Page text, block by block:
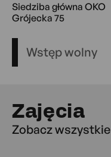
Siedziba główna OKO
Grójecka 75
Wstęp wolny
Zajęcia
Zobacz wszystkie